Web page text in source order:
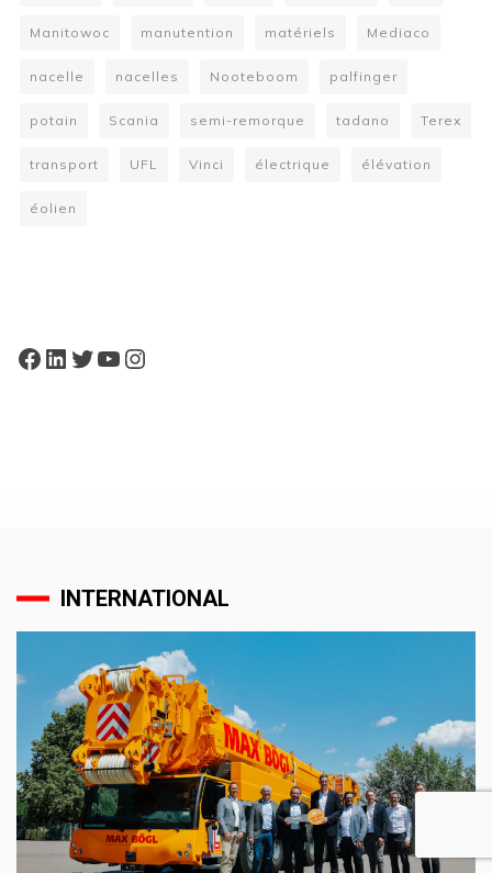
Manitowoc manutention matériels Mediaco
nacelle nacelles Nooteboom palfinger
potain Scania semi-remorque tadano Terex
transport UFL Vinci électrique élévation
éolien
Facebook
LinkedIn
Twitter
YouTube
Instagram
INTERNATIONAL